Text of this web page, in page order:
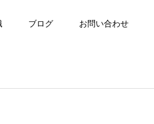
ブログ お問い合わせ